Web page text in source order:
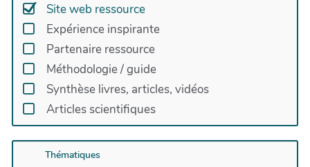
Site web ressource
Expérience inspirante
Partenaire ressource
Méthodologie / guide
Synthèse livres, articles, vidéos
Articles scientifiques
Thématiques